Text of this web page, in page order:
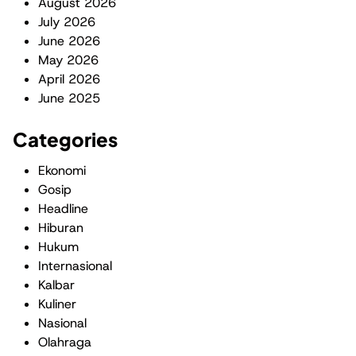
July 2026
June 2026
May 2026
April 2026
June 2025
Categories
Ekonomi
Gosip
Headline
Hiburan
Hukum
Internasional
Kalbar
Kuliner
Nasional
Olahraga